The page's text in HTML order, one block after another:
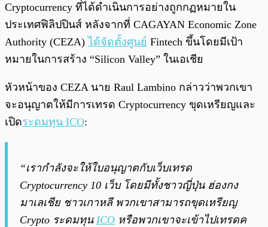
Cryptocurrency ที่ได้ดำเนินการอย่างถูกกฏหมายใน
ประเทศฟิลิปปินส์ หลังจากที่ CAGAYAN Economic Zone
Authority (CEZA) ได้จัดตั้งศูนย์ Fintech ขึ้นโดยมีเป้า
หมายในการสร้าง “Silicon Valley” ในเอเชีย
หัวหน้าของ CEZA นาย Raul Lambino กล่าวว่าพวกเขา
จะอนุญาตให้มีการเทรด Cryptocurrency ขุดเหรียญและ
เปิดระดมทุน ICO:
“เรากำลังจะให้ใบอนุญาตกับเว็บเทรด
Cryptocurrency 10 เว็บ โดยมีทั้งชาวญี่ปุ่น ฮ่องกง
มาเลเชีย ชาวเกาหลี พวกเขาสามารถขุดเหรียญ
Crypto ระดมทุน ICO หรือพวกเขาจะเข้าไปเทรดค